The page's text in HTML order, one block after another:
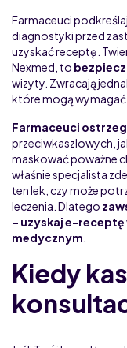
Farmaceuci
diagnostyki przed
uzyskać receptę.
Nexmed, to
wizyty. Zwracają
które mogą wymagać
Farmaceuci
przeciwkaszlowych,
maskować poważne
właśnie specjalista
ten lek, czy może
leczenia. Dlatego
– uzyskaj e-
medycznym
Kiedy